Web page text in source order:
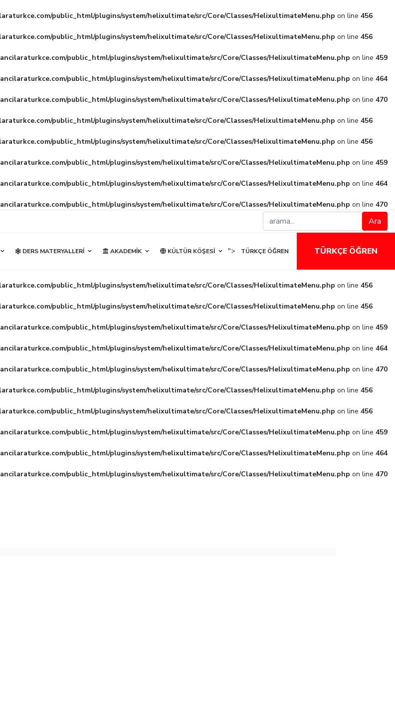
public_html/plugins/system/helixultimate/src/Core/Classes/HelixultimateMenu.php on line 456
public_html/plugins/system/helixultimate/src/Core/Classes/HelixultimateMenu.php on line 456
public_html/plugins/system/helixultimate/src/Core/Classes/HelixultimateMenu.php on line 459
public_html/plugins/system/helixultimate/src/Core/Classes/HelixultimateMenu.php on line 464
public_html/plugins/system/helixultimate/src/Core/Classes/HelixultimateMenu.php on line 470
public_html/plugins/system/helixultimate/src/Core/Classes/HelixultimateMenu.php on line 456
public_html/plugins/system/helixultimate/src/Core/Classes/HelixultimateMenu.php on line 456
public_html/plugins/system/helixultimate/src/Core/Classes/HelixultimateMenu.php on line 459
public_html/plugins/system/helixultimate/src/Core/Classes/HelixultimateMenu.php on line 464
public_html/plugins/system/helixultimate/src/Core/Classes/HelixultimateMenu.php on line 470
Ara
TÜRKÇE ÖĞREN
DERS MATERYALLERI AKADEMIK KÜLTÜR KÖŞESI "> TÜRKÇE ÖĞREN
public_html/plugins/system/helixultimate/src/Core/Classes/HelixultimateMenu.php on line 456
public_html/plugins/system/helixultimate/src/Core/Classes/HelixultimateMenu.php on line 456
public_html/plugins/system/helixultimate/src/Core/Classes/HelixultimateMenu.php on line 459
public_html/plugins/system/helixultimate/src/Core/Classes/HelixultimateMenu.php on line 464
public_html/plugins/system/helixultimate/src/Core/Classes/HelixultimateMenu.php on line 470
public_html/plugins/system/helixultimate/src/Core/Classes/HelixultimateMenu.php on line 456
public_html/plugins/system/helixultimate/src/Core/Classes/HelixultimateMenu.php on line 456
public_html/plugins/system/helixultimate/src/Core/Classes/HelixultimateMenu.php on line 459
public_html/plugins/system/helixultimate/src/Core/Classes/HelixultimateMenu.php on line 464
public_html/plugins/system/helixultimate/src/Core/Classes/HelixultimateMenu.php on line 470